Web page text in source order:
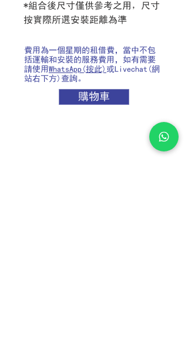
*組合後尺寸僅供參考之用，尺寸
按實際所選安裝距離為準
費用為一個星期的租借費，當中不包
括運輸和安裝的服務費用，如有需要
請使用 WhatsApp(按此) 或Livechat(網
站右下方)查詢。
購物車